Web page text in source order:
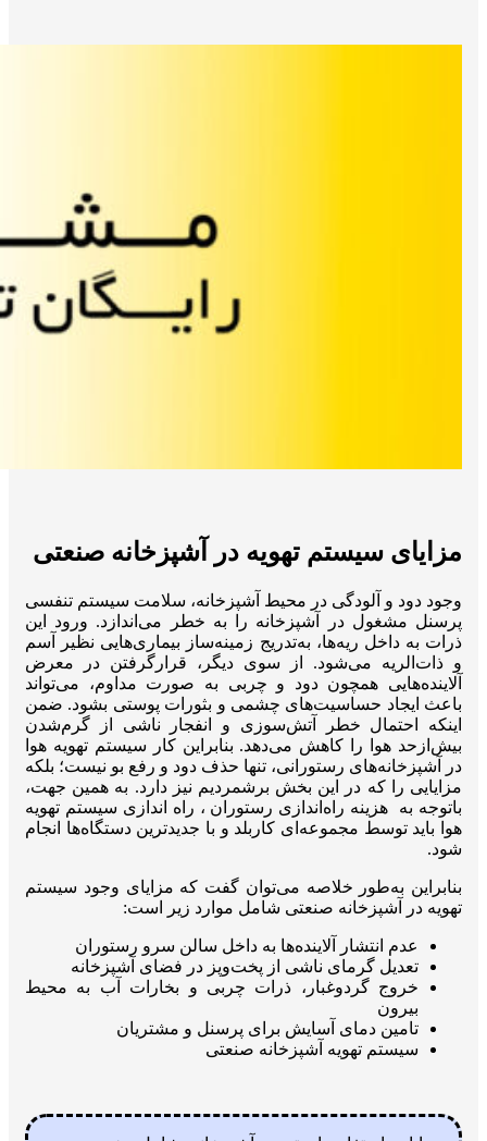
مزایای سیستم تهویه در آشپزخانه صنعتی
وجود دود و آلودگی در محیط آشپزخانه، سلامت سیستم تنفسی
پرسنل مشغول در آشپزخانه را به خطر می‌اندازد. ورود این
ذرات به داخل ریه‌ها، به‌تدریج زمینه‌ساز بیماری‌هایی نظیر آسم
و ذات‌الریه می‌شود. از سوی دیگر، قرارگرفتن در معرض
آلاینده‌هایی همچون دود و چربی به صورت مداوم، می‌تواند
باعث ایجاد حساسیت‌های چشمی و بثورات پوستی بشود. ضمن
اینکه احتمال خطر آتش‌سوزی و انفجار ناشی از گرم‌شدن
بیش‌از‌حد هوا را کاهش می‌دهد. بنابراین کار سیستم تهویه هوا
در آشپزخانه‌های رستورانی، تنها حذف دود و رفع بو نیست؛ بلکه
مزایایی را که در این بخش برشمردیم نیز دارد. به همین جهت،
باتوجه به هزینه راه‌اندازی رستوران ، راه اندازی سیستم تهویه
هوا باید توسط مجموعه‌ای کاربلد و با جدیدترین دستگاه‌ها انجام
شود.
بنابراین به‌طور خلاصه می‌توان گفت که مزایای وجود سیستم
تهویه در آشپزخانه صنعتی شامل موارد زیر است:
عدم انتشار آلاینده‌ها به‌ داخل سالن سرو رستوران
تعدیل گرمای ناشی از پخت‌و‌پز در فضای آشپزخانه
خروج گرد‌وغبار، ذرات چربی و بخارات آب به محیط
بیرون
تامین دمای آسایش برای پرسنل و مشتریان
سیستم تهویه آشپزخانه صنعتی